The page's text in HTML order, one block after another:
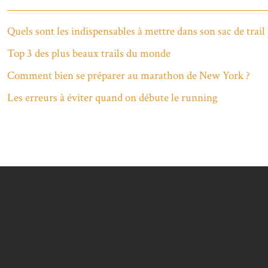
Quels sont les indispensables à mettre dans son sac de trail
Top 3 des plus beaux trails du monde
Comment bien se préparer au marathon de New York ?
Les erreurs à éviter quand on débute le running